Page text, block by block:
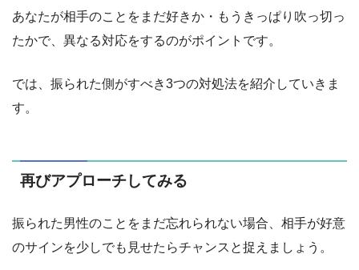
あなたが相手のことをまだ好きか・もうきっぱり吹っ切っ
たかで、異なる対応をするのがポイントです。
では、振られた側がすべき3つの対処法を紹介していきま
す。
再びアプローチしてみる
振られた男性のことをまだ忘れられない場合、相手が好意
のサインを少しでも見せたらチャンスと捉えましょう。